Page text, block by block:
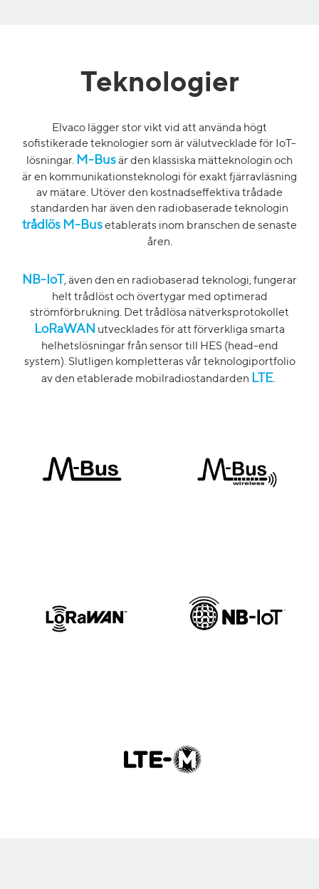
Teknologier
Elvaco lägger stor vikt vid att använda högt
sofistikerade teknologier som är välutvecklade för IoT-
lösningar. M-Busär den klassiska mätteknologin och
är en kommunikationsteknologi för exakt fjärravläsning
av mätare. Utöver den kostnadseffektiva trådade
standarden har även den radiobaserade teknologin
trådlös M-Busetablerats inom branschen de senaste
åren.
NB-IoT , även den en radiobaserad teknologi, fungerar
helt trådlöst och övertygar med optimerad
strömförbrukning. Det trådlösa nätverksprotokollet
LoRaWAN utvecklades för att förverkliga smarta
helhetslösningar från sensor till HES (head-end
system). Slutligen kompletteras vår teknologiportfolio
av den etablerade mobilradiostandarden LTE.